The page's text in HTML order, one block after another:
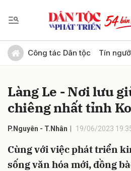
Công tác Dân tộc Tín
Làng Le - Nơi lưu
chiêng nhất tỉnh
P.Nguyên - T.Nhân 19/06/2023
Cùng với việc phát triển
sống văn hóa mới, đồng
Gửi bình luận